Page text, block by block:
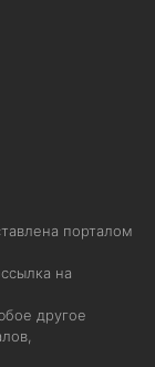
порталом
на
другое